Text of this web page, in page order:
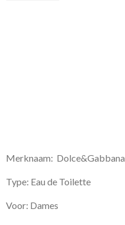
Merknaam: Dolce&Gabbana
Type: Eau de Toilette
Voor: Dames